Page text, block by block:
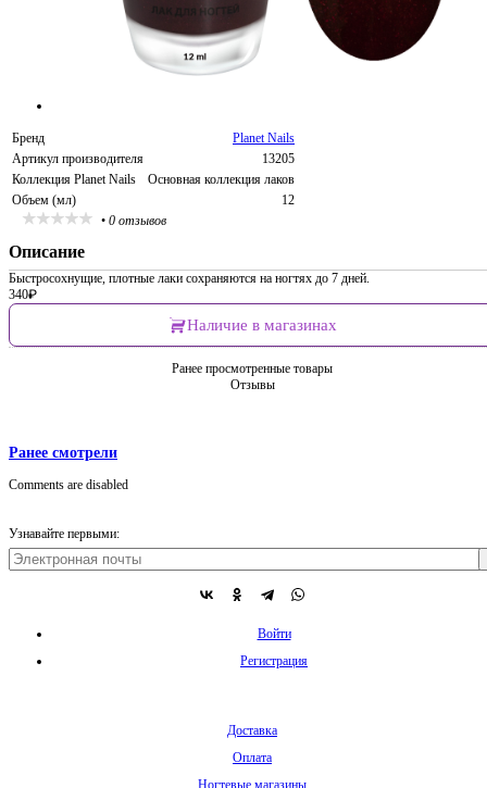
Бренд
Planet Nails
Артикул производителя
13205
Коллекция Planet Nails
Основная коллекция лаков
Объем (мл)
12
• 0 отзывов
Описание
Быстросохнущие, плотные лаки сохраняются на ногтях до 7 дней.
340₽
Наличие в магазинах
Ранее просмотренные товары
Отзывы
Ранее смотрели
Comments are disabled
Узнавайте первыми:
Войти
Регистрация
Доставка
Оплата
Ногтевые магазины